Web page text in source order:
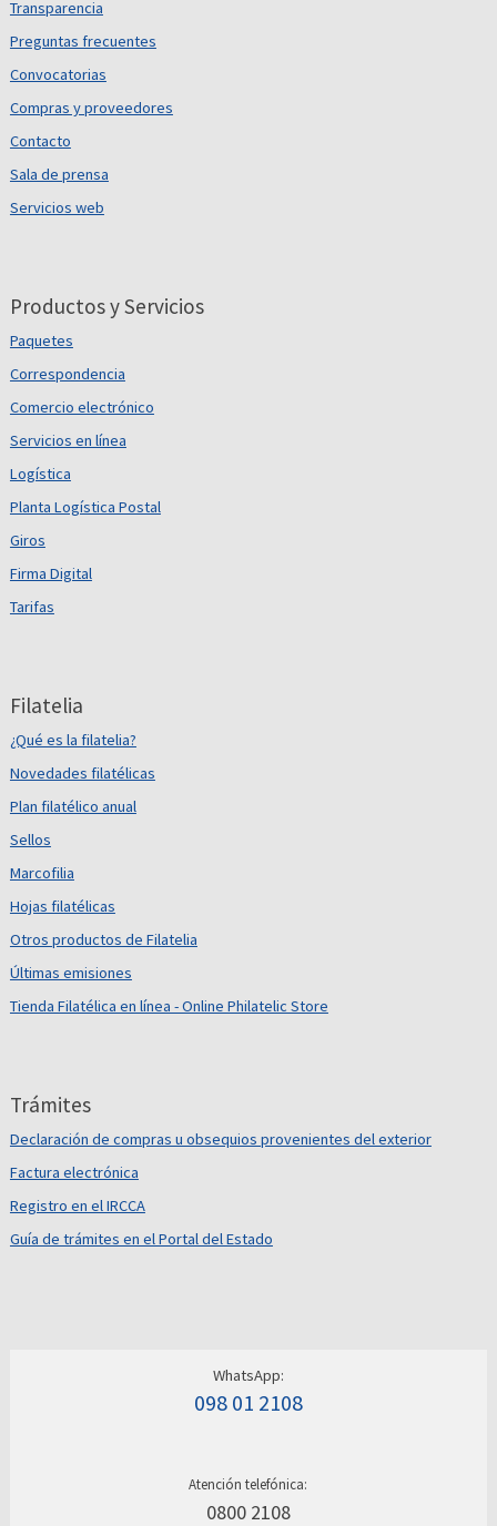
Transparencia
Preguntas frecuentes
Convocatorias
Compras y proveedores
Contacto
Sala de prensa
Servicios web
Productos y Servicios
Paquetes
Correspondencia
Comercio electrónico
Servicios en línea
Logística
Planta Logística Postal
Giros
Firma Digital
Tarifas
Filatelia
¿Qué es la filatelia?
Novedades filatélicas
Plan filatélico anual
Sellos
Marcofilia
Hojas filatélicas
Otros productos de Filatelia
Últimas emisiones
Tienda Filatélica en línea - Online Philatelic Store
Trámites
Declaración de compras u obsequios provenientes del exterior
Factura electrónica
Registro en el IRCCA
Guía de trámites en el Portal del Estado
WhatsApp:
098 01 2108
Atención telefónica:
0800 2108